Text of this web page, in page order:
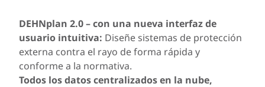
DEHNplan 2.0 – con una nueva interfaz de
usuario intuitiva: Diseñe sistemas de protección
externa contra el rayo de forma rápida y
conforme a la normativa.
Todos los datos centralizados en la nube,